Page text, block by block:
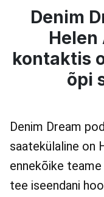
Denim
Helen
kontaktis
õpi
Denim Dream
saatekülaline on
ennekõike teame
tee iseendani